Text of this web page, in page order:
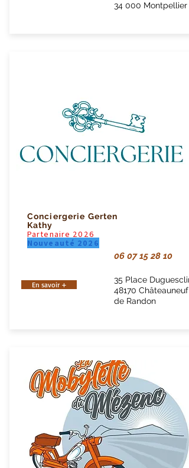
34 000 Montpellier
Conciergerie Gerten
Kathy
Partenaire 2026
Nouveauté 2026
06 07 15 28 10
En savoir +
35 Place Duguesclin
48170 Châteauneuf
de Randon